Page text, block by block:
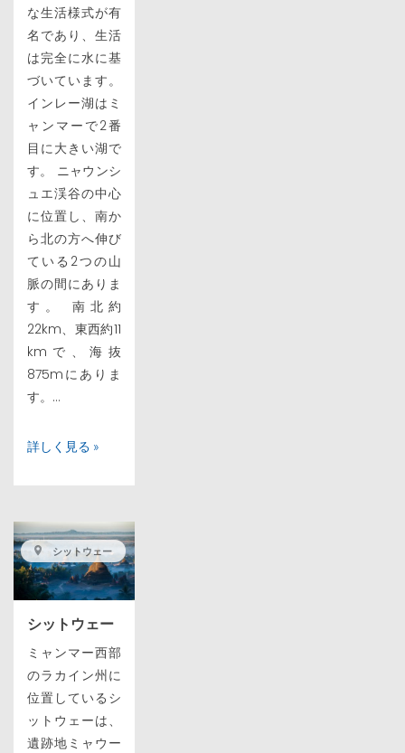
な生活様式が有
名であり、生活
は完全に水に基
づいています。
インレー湖はミ
ャンマーで2番
目に大きい湖で
す。 ニャウンシ
ュエ渓谷の中心
に位置し、南か
ら北の方へ伸び
ている2つの山
脈の間にありま
す。 南北約
22km、東西約11
kmで、海抜
875mにありま
す。...
詳しく見る »
シットウェー
シットウェー
ミャンマー西部
のラカイン州に
位置しているシ
ットウェーは、
遺跡地ミャウー